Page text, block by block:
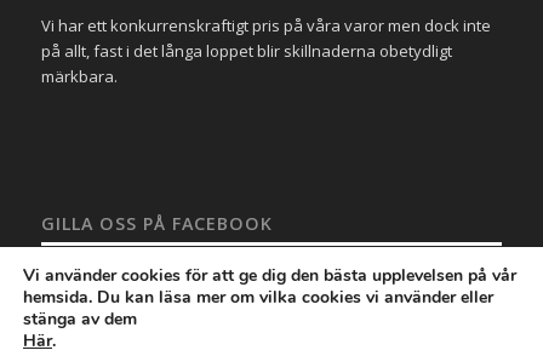
Vi har ett konkurrenskraftigt pris på våra varor men dock inte
på allt, fast i det långa loppet blir skillnaderna obetydligt
märkbara.
GILLA OSS PÅ FACEBOOK
Vi använder cookies för att ge dig den bästa upplevelsen på vår
hemsida. Du kan läsa mer om vilka cookies vi använder eller
stänga av dem
Här.